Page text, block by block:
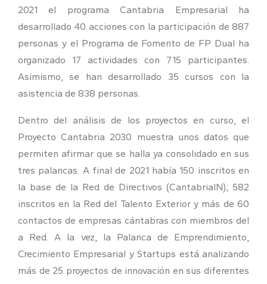
2021 el programa Cantabria Empresarial ha
desarrollado 40 acciones con la participación de 887
personas y el Programa de Fomento de FP Dual ha
organizado 17 actividades con 715 participantes.
Asimismo, se han desarrollado 35 cursos con la
asistencia de 838 personas.
Dentro del análisis de los proyectos en curso, el
Proyecto Cantabria 2030 muestra unos datos que
permiten afirmar que se halla ya consolidado en sus
tres palancas. A final de 2021 había 150 inscritos en
la base de la Red de Directivos (CantabriaIN); 582
inscritos en la Red del Talento Exterior y más de 60
contactos de empresas cántabras con miembros del
a Red. A la vez, la Palanca de Emprendimiento,
Crecimiento Empresarial y Startups está analizando
más de 25 proyectos de innovación en sus diferentes